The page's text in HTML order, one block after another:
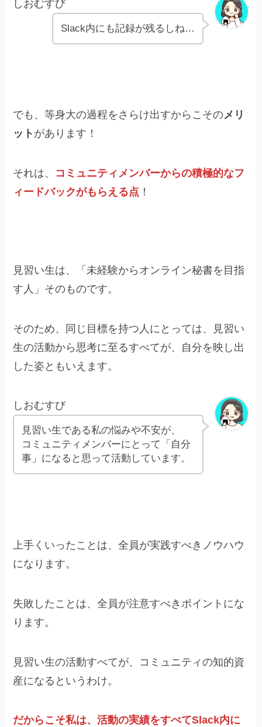
しおむすび
Slack内にも記録が残るしね…
でも、等身大の過程をさらけ出すからこそのメリ
ット があります！
それは、 コミュニティメンバーからの積極的なフ
ィードバックがもらえる点 ！
見習い生は、「未経験からオンライン秘書を目指
す人」そのものです。
そのため、同じ目標を持つ人にとっては、見習い
生の活動から思考に至るすべてが、自分を映し出
した姿ともいえます。
しおむすび
見習い生である私の悩みや不安が、
コミュニティメンバーにとって「自分
事」になると思って活動しています。
上手くいったことは、全員が実践すべきノウハウ
になります。
失敗したことは、全員が注意すべきポイントにな
ります。
見習い生の活動すべてが、コミュニティの知的資
産になるというわけ。
だからこそ私は、活動の実績をすべてSlack内に